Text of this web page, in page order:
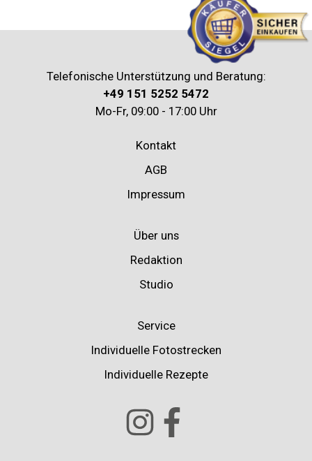
Telefonische Unterstützung und Beratung:
+49 151 5252 5472
Mo-Fr, 09:00 - 17:00 Uhr
Kontakt
AGB
Impressum
Über uns
Redaktion
Studio
Service
Individuelle Fotostrecken
Individuelle Rezepte